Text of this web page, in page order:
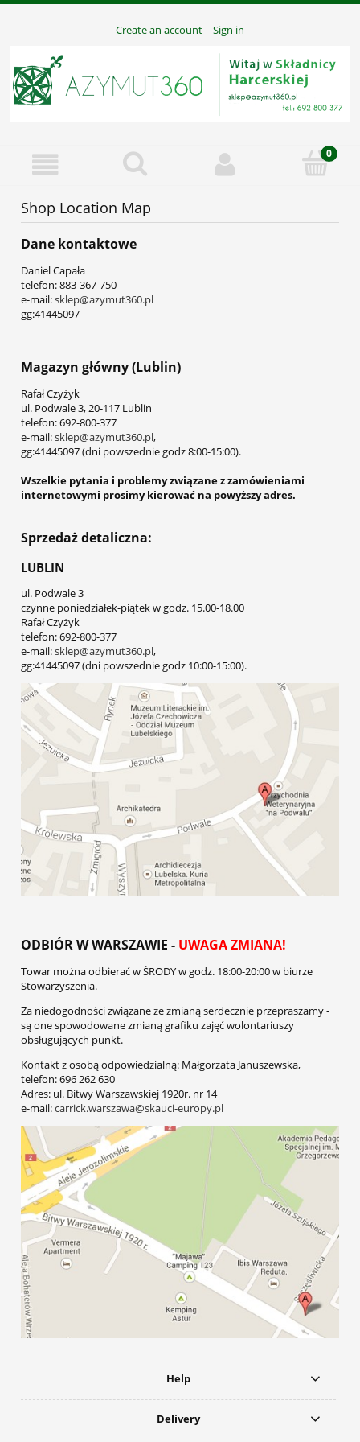
Create an account Sign in
Shop Location Map
Dane kontaktowe
Daniel Capała
telefon: 883-367-750
e-mail:sklep@azymut360.pl
gg:41445097
Magazyn główny (Lublin)
Rafał Czyżyk
ul. Podwale 3, 20-117 Lublin
telefon: 692-800-377
e-mail:sklep@azymut360.pl,
gg:41445097 (dni powszednie godz 8:00-15:00).
Wszelkie pytania i problemy związane z zamówieniami
internetowymi prosimy kierować na powyższy adres.
Sprzedaż detaliczna:
LUBLIN
ul. Podwale 3
czynne poniedziałek-piątek w godz. 15.00-18.00
Rafał Czyżyk
telefon: 692-800-377
e-mail:sklep@azymut360.pl,
gg:41445097 (dni powszednie godz 10:00-15:00).
ODBIÓR W WARSZAWIE - UWAGA ZMIANA!
Towar można odbierać w ŚRODY w godz. 18:00-20:00w biurze
Stowarzyszenia.
Za niedogodności związane ze zmianą serdecznie przepraszamy -
są one spowodowane zmianą grafiku zajęć wolontariuszy
obsługujących punkt.
Kontakt z osobą odpowiedzialną: Małgorzata Januszewska,
telefon: 696 262 630
Adres: ul. Bitwy Warszawskiej 1920r. nr 14
e-mail:carrick.warszawa@skauci-europy.pl
Help
Delivery